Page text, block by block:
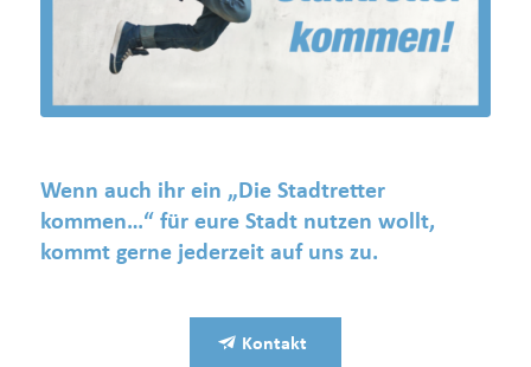
Wenn auch ihr ein „Die Stadtretter
kommen…“ für eure Stadt nutzen wollt,
kommt gerne jederzeit auf uns zu.
Kontakt